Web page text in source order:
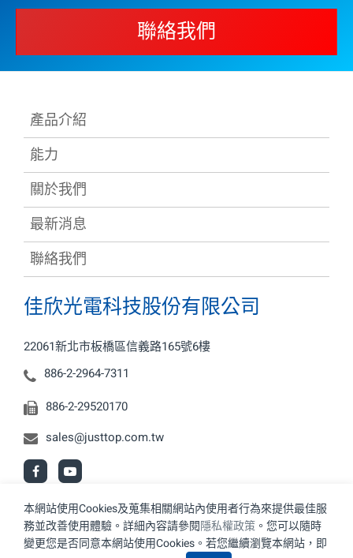
聯絡我們
產品介紹
能力
關於我們
最新消息
聯絡我們
佳欣光電科技股份有限公司
22061新北市板橋區信義路165號6樓
886-2-2964-7311
886-2-29520170
sales@justtop.com.tw
© 2026 佳欣光電科技股份有限公司. All Rights Reserved.
本網站使用Cookies及蒐集相關網站內使用者行為來提供最佳服
務並改善使用體驗。詳細內容請參閱隱私權政策 。您可以隨時
變更您是否同意本網站使用Cookies。若您繼續瀏覽本網站，即